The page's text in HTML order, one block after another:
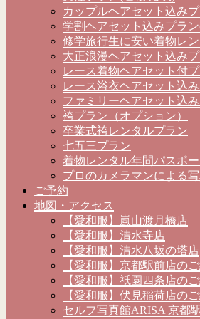
カップルヘアセット込み
学割ヘアセット込みプラ
修学旅行生に安い着物レ
大正浪漫ヘアセット込み
レース着物ヘアセット付
レース浴衣ヘアセット込
ファミリーヘアセット込
袴プラン（オプション）
卒業式袴レンタルプラン
七五三プラン
着物レンタル年間パスポー
プロのカメラマンによる
ご予約
地図・アクセス
【愛和服】嵐山渡月橋店
【愛和服】清水寺店
【愛和服】清水八坂の塔店
【愛和服】京都駅前店の
【愛和服】祇園四条店の
【愛和服】伏見稲荷店の
セルフ写真館ARISA 京都